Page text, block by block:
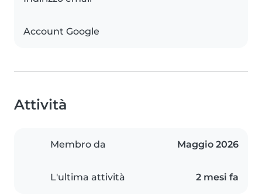
Account Google
Attività
Membro da Maggio 2026
L'ultima attività 2 mesi fa